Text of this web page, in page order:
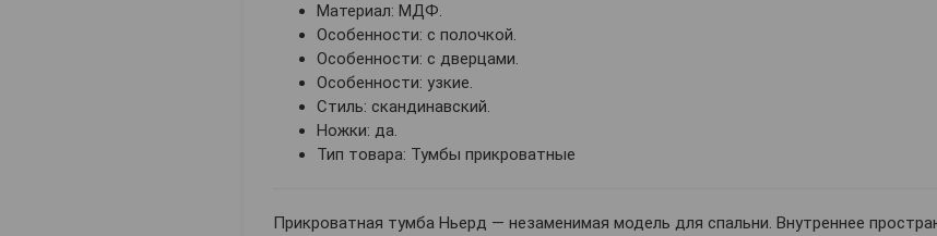
Материал: МДФ.
Особенности: с полочкой.
Особенности: с дверцами.
Особенности: узкие.
Стиль: скандинавский.
Ножки: да.
Тип товара: Тумбы прикроватные
Прикроватная тумба Ньерд — незаменимая модель для спальни. Внутреннее